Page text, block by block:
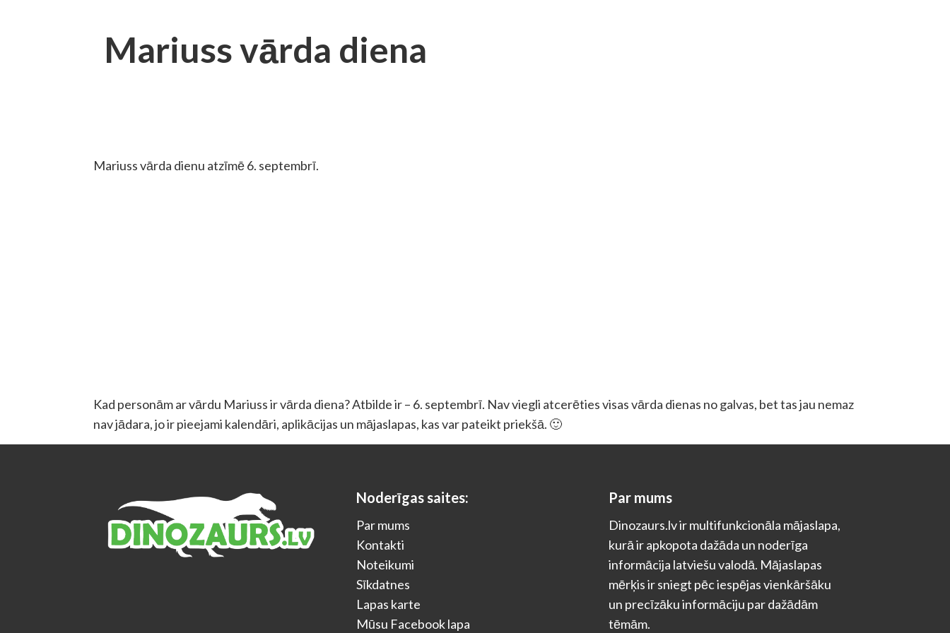
Mariuss vārda diena
Mariuss vārda dienu atzīmē 6. septembrī.
Kad personām ar vārdu Mariuss ir vārda diena? Atbilde ir – 6. septembrī. Nav viegli atcerēties visas vārda dienas no galvas, bet tas jau nemaz
nav jādara, jo ir pieejami kalendāri, aplikācijas un mājaslapas, kas var pateikt priekšā. 🙂
Noderīgas saites:
Par mums
Kontakti
Noteikumi
Sīkdatnes
Lapas karte
Mūsu Facebook lapa
Par mums
Dinozaurs.lv ir multifunkcionāla mājaslapa,
kurā ir apkopota dažāda un noderīga
informācija latviešu valodā. Mājaslapas
mērķis ir sniegt pēc iespējas vienkāršāku
un precīzāku informāciju par dažādām
tēmām.